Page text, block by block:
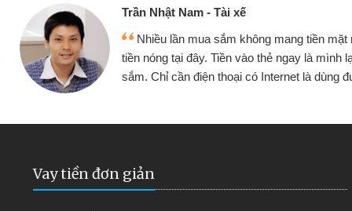
đều vay
tiếp tục mua
Tôi kinh doanh buôn bán
hàng, nhờ biết đến website
quyết được công việc của
Vay tiền đơn giản